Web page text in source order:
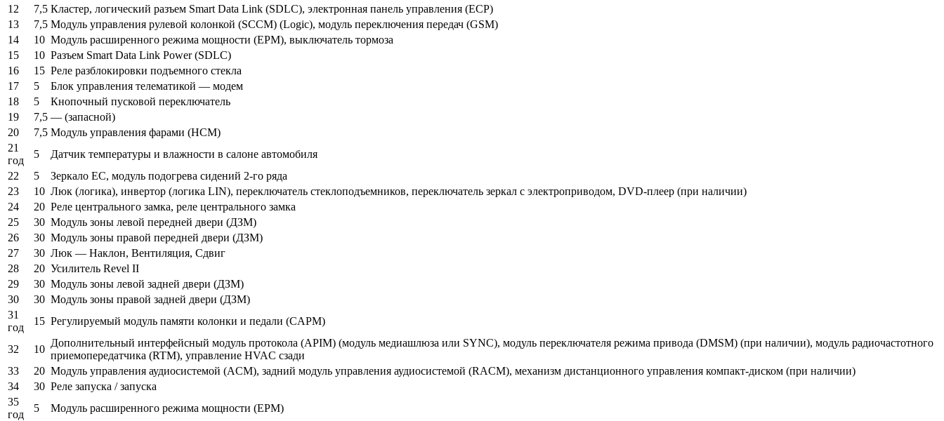
12
7,5 Кластер, логический разъем Smart Data Link (SDLC), электронная панель управления (ECP)
13
7,5 Модуль управления рулевой колонкой (SCCM) (Logic), модуль переключения передач (GSM)
14
10 Модуль расширенного режима мощности (EPM), выключатель тормоза
15
10 Разъем Smart Data Link Power (SDLC)
16
15 Реле разблокировки подъемного стекла
17
5
Блок управления телематикой — модем
18
5
Кнопочный пусковой переключатель
19
7,5 — (запасной)
20
7,5 Модуль управления фарами (HCM)
21
год
5
Датчик температуры и влажности в салоне автомобиля
22
5
Зеркало EC, модуль подогрева сидений 2-го ряда
23
10 Люк (логика), инвертор (логика LIN), переключатель стеклоподъемников, переключатель зеркал с электроприводом, DVD-плеер (при наличии)
24
20 Реле центрального замка, реле центрального замка
25
30 Модуль зоны левой передней двери (ДЗМ)
26
30 Модуль зоны правой передней двери (ДЗМ)
27
30 Люк — Наклон, Вентиляция, Сдвиг
28
20 Усилитель Revel II
29
30 Модуль зоны левой задней двери (ДЗМ)
30
30 Модуль зоны правой задней двери (ДЗМ)
31
год
15 Регулируемый модуль памяти колонки и педали (CAPM)
32 10
Дополнительный интерфейсный модуль протокола (APIM) (модуль медиашлюза или SYNC), модуль переключателя режима привода (DMSM) (при наличии), модуль радиочастотного
приемопередатчика (RTM), управление HVAC сзади
33
20 Модуль управления аудиосистемой (ACM), задний модуль управления аудиосистемой (RACM), механизм дистанционного управления компакт-диском (при наличии)
34
30 Реле запуска / запуска
35
год
5
Модуль расширенного режима мощности (EPM)